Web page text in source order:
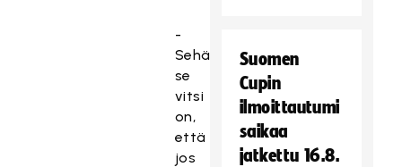
-
Sehän
se
vitsi
on,
että
jos
Suomen
Cupin
ilmoittautumi
saikaa
jatkettu 16.8.